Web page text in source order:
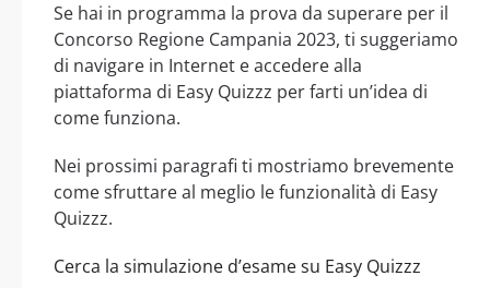
Se hai in programma la prova da superare per il
Concorso Regione Campania 2023, ti suggeriamo
di navigare in Internet e accedere alla
piattaforma di Easy Quizzz per farti un’idea di
come funziona.
Nei prossimi paragrafi ti mostriamo brevemente
come sfruttare al meglio le funzionalità di Easy
Quizzz.
Cerca la simulazione d’esame su Easy Quizzz